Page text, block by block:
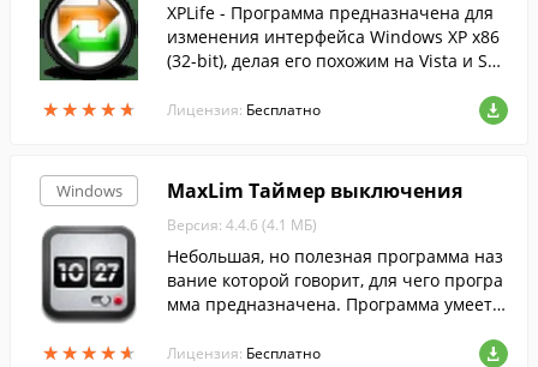
★★★★★
★★★★★
XPLife - Программа предназначена для
изменения интерфейса Windows XP x86
(32-bit), делая его похожим на Vista и Sev
Лицензия: Бесплатно
Windows
★★★★★
★★★★★
MaxLim Таймер выключения
Версия: 4.4.6 (4.1 МБ)
Небольшая, но полезная программа наз
вание которой говорит, для чего програ
мма предназначена. Программа умеет в
ждущий режим компьютер и другие дей
Лицензия: Бесплатно